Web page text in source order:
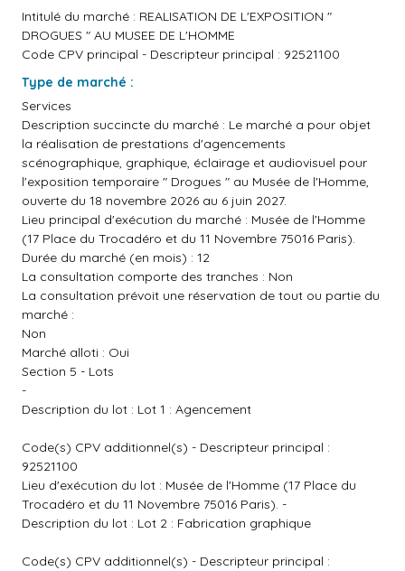
Intitulé du marché : REALISATION DE L'EXPOSITION "
DROGUES " AU MUSEE DE L'HOMME
Code CPV principal - Descripteur principal : 92521100
Type de marché :
Services
Description succincte du marché : Le marché a pour objet
la réalisation de prestations d'agencements
scénographique, graphique, éclairage et audiovisuel pour
l'exposition temporaire " Drogues " au Musée de l'Homme,
ouverte du 18 novembre 2026 au 6 juin 2027.
Lieu principal d'exécution du marché : Musée de l'Homme
(17 Place du Trocadéro et du 11 Novembre 75016 Paris).
Durée du marché (en mois) : 12
La consultation comporte des tranches : Non
La consultation prévoit une réservation de tout ou partie du
marché :
Non
Marché alloti : Oui
Section 5 - Lots
-
Description du lot : Lot 1 : Agencement
Code(s) CPV additionnel(s) - Descripteur principal :
92521100
Lieu d'exécution du lot : Musée de l'Homme (17 Place du
Trocadéro et du 11 Novembre 75016 Paris). -
Description du lot : Lot 2 : Fabrication graphique
Code(s) CPV additionnel(s) - Descripteur principal :